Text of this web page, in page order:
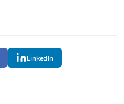
LinkedIn